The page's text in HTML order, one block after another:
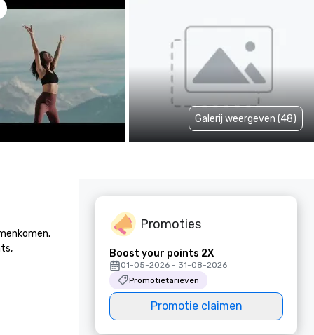
Galerij weergeven (48)
Promoties
Boost your points 2X
01-05-2026 - 31-08-2026
Promotietarieven
Promotie claimen